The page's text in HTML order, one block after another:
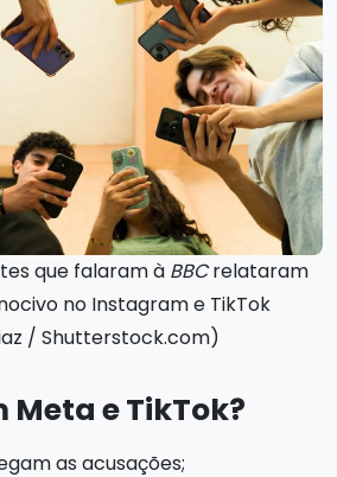
que falaram à BBCrelataram
no Instagram e TikTok
/ Shutterstock.com)
Meta e TikTok?
as acusações;